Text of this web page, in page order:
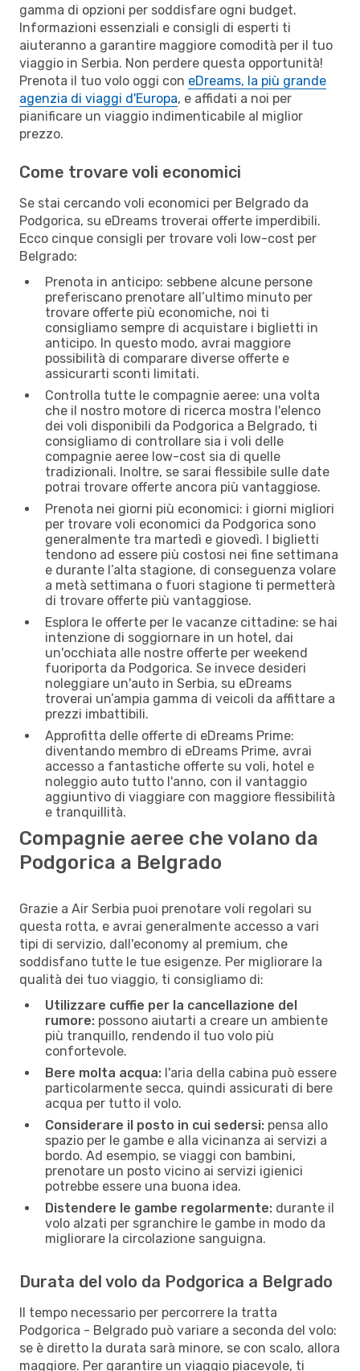
gamma di opzioni per soddisfare ogni budget.
Informazioni essenziali e consigli di esperti ti
aiuteranno a garantire maggiore comodità per il tuo
viaggio in Serbia. Non perdere questa opportunità!
Prenota il tuo volo oggi con eDreams, la più grande
agenzia di viaggi d'Europa, e affidati a noi per
pianificare un viaggio indimenticabile al miglior
prezzo.
Come trovare voli economici
Se stai cercando voli economici per Belgrado da
Podgorica, su eDreams troverai offerte imperdibili.
Ecco cinque consigli per trovare voli low-cost per
Belgrado:
Prenota in anticipo: sebbene alcune persone
preferiscano prenotare all’ultimo minuto per
trovare offerte più economiche, noi ti
consigliamo sempre di acquistare i biglietti in
anticipo. In questo modo, avrai maggiore
possibilità di comparare diverse offerte e
assicurarti sconti limitati.
Controlla tutte le compagnie aeree: una volta
che il nostro motore di ricerca mostra l'elenco
dei voli disponibili da Podgorica a Belgrado, ti
consigliamo di controllare sia i voli delle
compagnie aeree low-cost sia di quelle
tradizionali. Inoltre, se sarai flessibile sulle date
potrai trovare offerte ancora più vantaggiose.
Prenota nei giorni più economici: i giorni migliori
per trovare voli economici da Podgorica sono
generalmente tra martedì e giovedì. I biglietti
tendono ad essere più costosi nei fine settimana
e durante l’alta stagione, di conseguenza volare
a metà settimana o fuori stagione ti permetterà
di trovare offerte più vantaggiose.
Esplora le offerte per le vacanze cittadine: se hai
intenzione di soggiornare in un hotel, dai
un'occhiata alle nostre offerte per weekend
fuoriporta da Podgorica. Se invece desideri
noleggiare un'auto in Serbia, su eDreams
troverai un’ampia gamma di veicoli da affittare a
prezzi imbattibili.
Approfitta delle offerte di eDreams Prime:
diventando membro di eDreams Prime, avrai
accesso a fantastiche offerte su voli, hotel e
noleggio auto tutto l'anno, con il vantaggio
aggiuntivo di viaggiare con maggiore flessibilità
e tranquillità.
Compagnie aeree che volano da
Podgorica a Belgrado
Grazie a Air Serbia puoi prenotare voli regolari su
questa rotta, e avrai generalmente accesso a vari
tipi di servizio, dall'economy al premium, che
soddisfano tutte le tue esigenze. Per migliorare la
qualità dei tuo viaggio, ti consigliamo di:
Utilizzare cuffie per la cancellazione del
rumore: possono aiutarti a creare un ambiente
più tranquillo, rendendo il tuo volo più
confortevole.
Bere molta acqua: l'aria della cabina può essere
particolarmente secca, quindi assicurati di bere
acqua per tutto il volo.
Considerare il posto in cui sedersi: pensa allo
spazio per le gambe e alla vicinanza ai servizi a
bordo. Ad esempio, se viaggi con bambini,
prenotare un posto vicino ai servizi igienici
potrebbe essere una buona idea.
Distendere le gambe regolarmente: durante il
volo alzati per sgranchire le gambe in modo da
migliorare la circolazione sanguigna.
Durata del volo da Podgorica a Belgrado
Il tempo necessario per percorrere la tratta
Podgorica - Belgrado può variare a seconda del volo:
se è diretto la durata sarà minore, se con scalo, allora
maggiore. Per garantire un viaggio piacevole, ti